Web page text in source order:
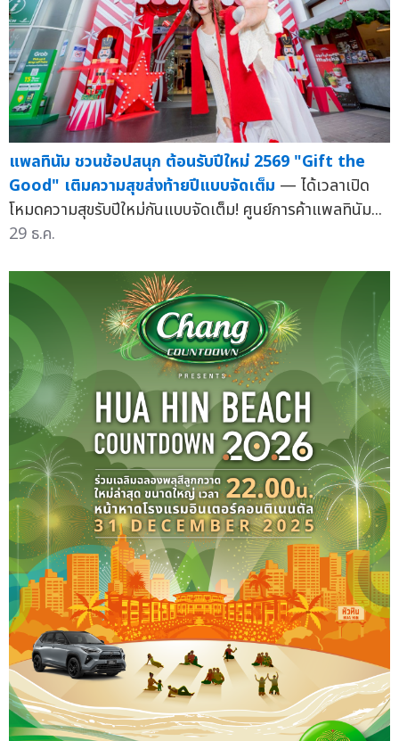
แพลทินัม ชวนช้อปสนุก ต้อนรับปีใหม่ 2569 "Gift the
Good" เติมความสุขส่งท้ายปีแบบจัดเต็ม — ได้เวลาเปิด
โหมดความสุขรับปีใหม่กันแบบจัดเต็ม! ศูนย์การค้าแพลทินัม...
29 ธ.ค.